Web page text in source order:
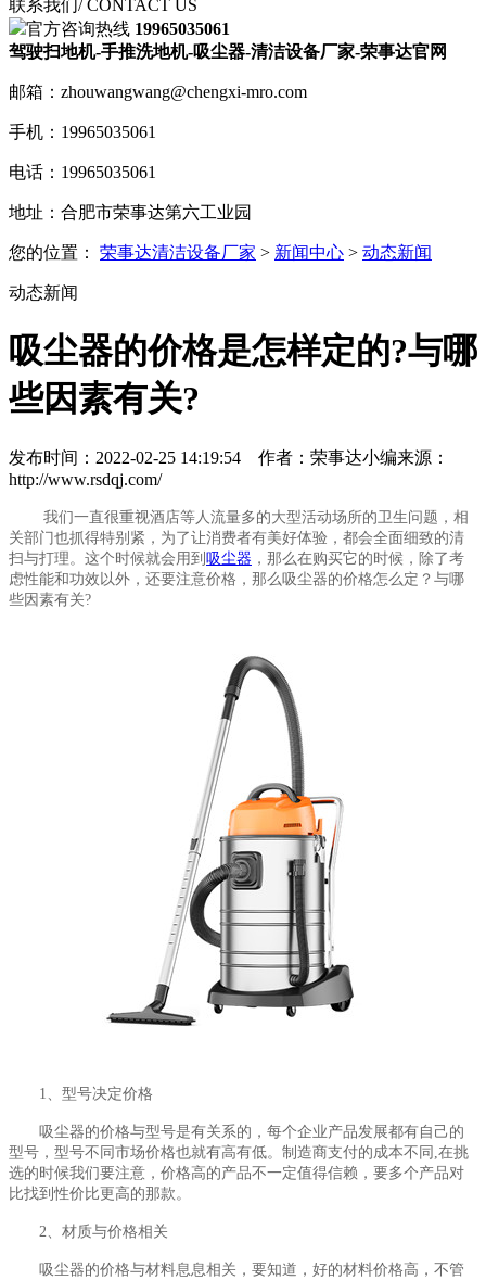
联系我们 / CONTACT US
官方咨询热线 19965035061
驾驶扫地机-手推洗地机-吸尘器-清洁设备厂家-荣事达官网
邮箱：zhouwangwang@chengxi-mro.com
手机：19965035061
电话：19965035061
地址：合肥市荣事达第六工业园
您的位置： 荣事达清洁设备厂家 > 新闻中心 > 动态新闻
动态新闻
吸尘器的价格是怎样定的?与哪
些因素有关?
发布时间：2022-02-25 14:19:54 作者：荣事达小编来源：
http://www.rsdqj.com/
我们一直很重视酒店等人流量多的大型活动场所的卫生问题，相
关部门也抓得特别紧，为了让消费者有美好体验，都会全面细致的清
扫与打理。这个时候就会用到 吸尘器 ，那么在购买它的时候，除了考
虑性能和功效以外，还要注意价格，那么吸尘器的价格怎么定？与哪
些因素有关?
1、型号决定价格
吸尘器的价格与型号是有关系的，每个企业产品发展都有自己的
型号，型号不同市场价格也就有高有低。制造商支付的成本不同 ,在挑
选的时候我们要注意，价格高的产品不一定值得信赖，要多个产品对
比找到性价比更高的那款。
2、材质与价格相关
吸尘器的价格与材料息息相关，要知道，好的材料价格高，不管